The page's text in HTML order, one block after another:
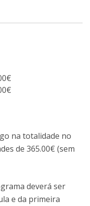
na totalidade no
de 365.00€ (sem
deverá ser
e da primeira